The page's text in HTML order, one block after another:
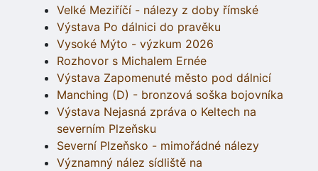
Velké Meziříčí - nálezy z doby římské
Výstava Po dálnici do pravěku
Vysoké Mýto - výzkum 2026
Rozhovor s Michalem Ernée
Výstava Zapomenuté město pod dálnicí
Manching (D) - bronzová soška bojovníka
Výstava Nejasná zpráva o Keltech na
severním Plzeňsku
Severní Plzeňsko - mimořádné nálezy
Významný nález sídliště na